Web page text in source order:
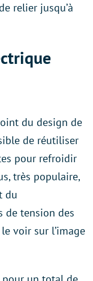
relier jusqu’à
du design de
de réutiliser
pour refroidir
très populaire,
du
de tension des
voir sur l’image